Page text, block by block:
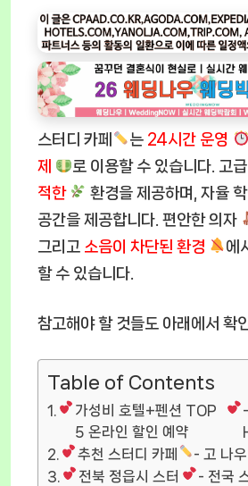
스터디 카페 는 24시간 운영
제
로 이용할 수 있습니다. 고
적한
환경을 제공하며, 자율
공간을 제공합니다. 편안한 의자
그리고 소음이 차단된 환경 에
할 수 있습니다.
참고해야 할 것들도 아래에서 확
Table of Contents
가성비 호텔+펜션 TOP
5 온라인 할인 예약
추천 스터디 카페
- 고 나
전북 정읍시 스터
- 전국